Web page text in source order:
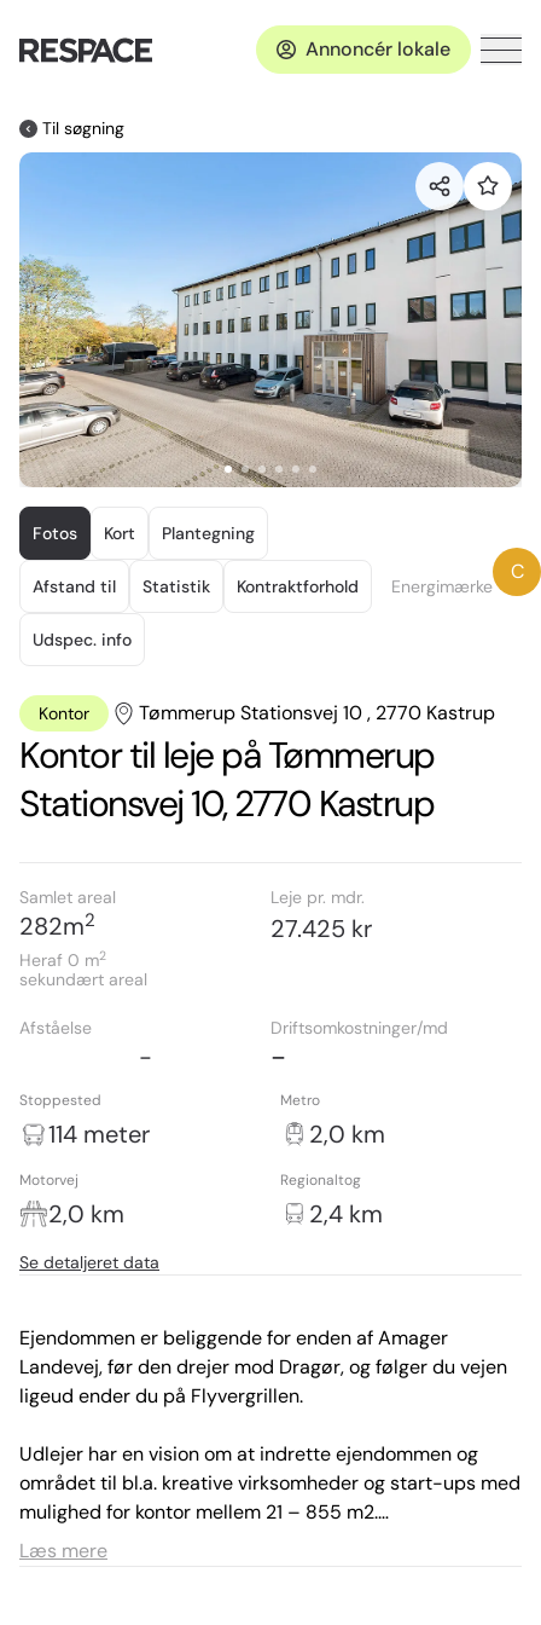
Annoncér lokale
Til søgning
Item
of
Fotos Kort Plantegning
Afstand til Statistik Kontraktforhold
Udspec. info
Energimærke
C
Kontor Tømmerup Stationsvej 10 , 2770 Kastrup
Kontor til leje på Tømmerup
Stationsvej 10, 2770 Kastrup
Samlet areal
282m2
Heraf 0 m2
sekundært areal
Leje pr. mdr.
27.425 kr
Afståelse
-
Driftsomkostninger/md
-
Stoppested
114 meter
Metro
2,0 km
Motorvej
2,0 km
Regionaltog
2,4 km
Se detaljeret data
Ejendommen er beliggende for enden af Amager
Landevej, før den drejer mod Dragør, og følger du vejen
ligeud ender du på Flyvergrillen.
Udlejer har en vision om at indrette ejendommen og
området til bl.a. kreative virksomheder og start-ups med
mulighed for kontor mellem 21 – 855 m2.
Læs mere